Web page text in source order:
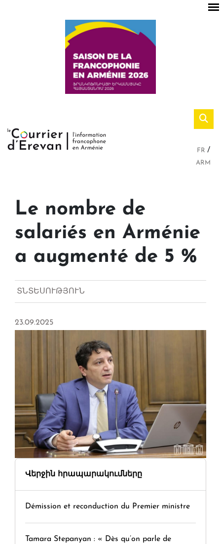
FR
ARM
Le nombre de
salariés en Arménie
a augmenté de 5 %
ՏՆՏԵՍՈՒԹՅՈՒՆ
23.09.2025
Վերջին հրապարակումները
Démission et reconduction du Premier ministre
Tamara Stepanyan : « Dès qu’on parle de